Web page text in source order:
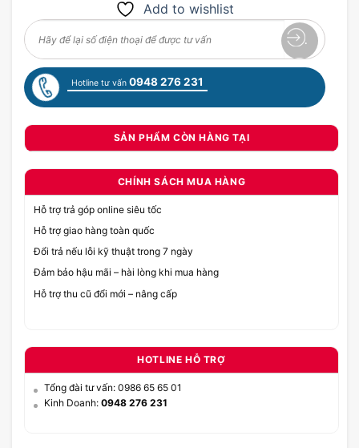
Add to wishlist
Hotline tư vấn 0948 276 231
SẢN PHẨM CÒN HÀNG TẠI
CHÍNH SÁCH MUA HÀNG
Hỗ trợ trả góp online siêu tốc
Hỗ trợ giao hàng toàn quốc
Đổi trả nếu lỗi kỹ thuật trong 7 ngày
Đảm bảo hậu mãi – hài lòng khi mua hàng
Hỗ trợ thu cũ đổi mới – nâng cấp
HOTLINE HỖ TRỢ
Tổng đài tư vấn: 0986 65 65 01
Kinh Doanh: 0948 276 231